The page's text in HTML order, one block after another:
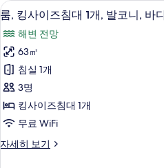
히
보
기
룸,
킹
사
이
즈
침
대
개,
7
룸, 킹사이즈침대 1개, 발코니, 바
해변 전망
63㎡
침실 1개
3명
킹사이즈침대 1개
무료 WiFi
자세히 보기
룸,